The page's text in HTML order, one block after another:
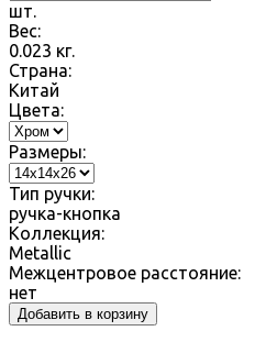
шт.
Вес:
0.023 кг.
Страна:
Китай
Цвета:
Размеры:
Тип ручки:
ручка-кнопка
Коллекция:
Metallic
Межцентровое расстояние:
нет
Добавить в корзину